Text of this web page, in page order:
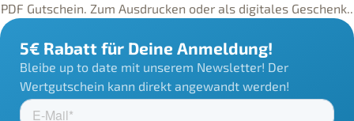
PDF Gutschein. Zum Ausdrucken oder als digitales Geschenk..
5€ Rabatt für Deine Anmeldung!
Bleibe up to date mit unserem Newsletter! Der
Wertgutschein kann direkt angewandt werden!